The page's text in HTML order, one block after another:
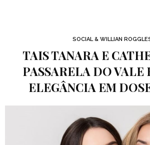
SOCIAL & WILLIAN
TAIS TANARA E
PASSARELA DO VALE
ELEGÂNCIA EM